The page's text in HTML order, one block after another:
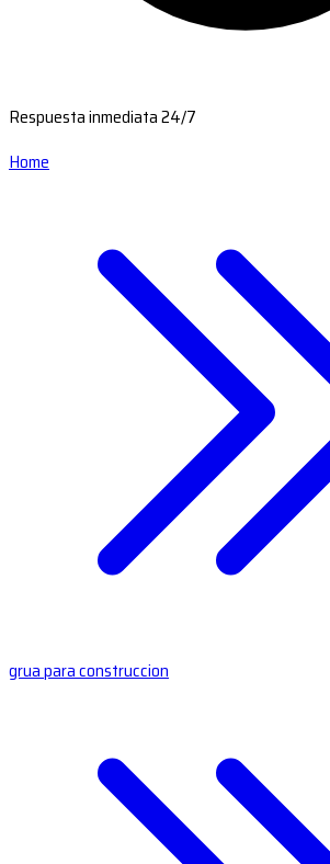
Respuesta inmediata 24/7
Home
grua para construccion